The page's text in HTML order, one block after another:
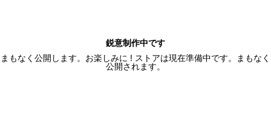
鋭意制作中です
まもなく公開します。お楽しみに ! ストアは現在準備中です。まもなく
公開されます。